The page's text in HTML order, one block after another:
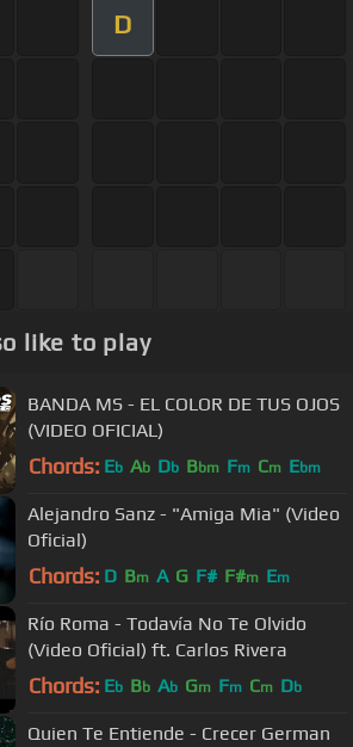
D
like to play
BANDA MS - EL COLOR DE TUS OJOS
(VIDEO OFICIAL)
Chords: Eb Ab Db Bbm Fm Cm Ebm
Alejandro Sanz - "Amiga Mia" (Video
Oficial)
Chords: D Bm A G F# F#m Em
Río Roma - Todavía No Te Olvido
(Video Oficial) ft. Carlos Rivera
Chords: Eb Bb Ab Gm Fm Cm Db
Quien Te Entiende - Crecer German